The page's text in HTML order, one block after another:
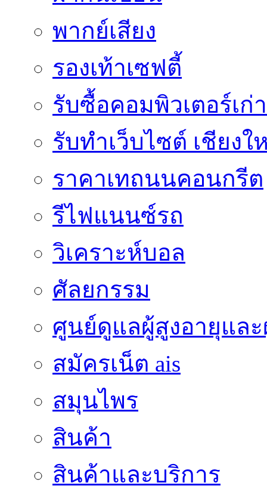
พากย์เสียง
รองเท้าเซฟตี้
รับซื้อคอมพิวเตอร์เก่า
รับทำเว็บไซต์ เชียงใ
ราคาเทถนนคอนกรีต
รีไฟแนนซ์รถ
วิเคราะห์บอล
ศัลยกรรม
ศูนย์ดูแลผู้สูงอายุแล
สมัครเน็ต ais
สมุนไพร
สินค้า
สินค้าและบริการ